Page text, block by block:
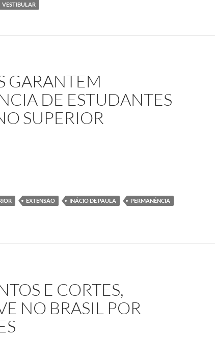
VESTIBULAR
GARANTEM
DE ESTUDANTES
SUPERIOR
garantem ingresso e permanência de estudantes
EXTENSÃO INÁCIO DE PAULA
PERMANÊNCIA
E CORTES,
NO BRASIL POR